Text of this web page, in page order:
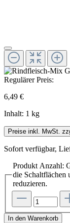
Regulärer Preis:
6,49 €
Inhalt: 1 kg
Preise inkl. MwSt.
Sofort verfügbar,
Produkt Anzahl:
die Schaltflächen
reduzieren.
In den Warenkorb